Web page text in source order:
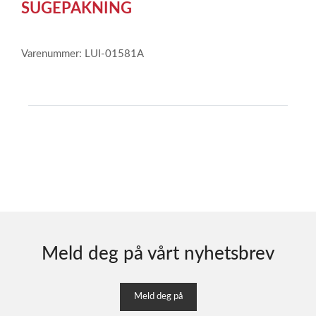
SUGEPAKNING
Varenummer: LUI-01581A
Meld deg på vårt nyhetsbrev
Meld deg på